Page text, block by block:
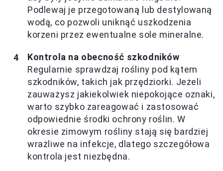
Podlewaj je przegotowaną lub destylowaną
wodą, co pozwoli uniknąć uszkodzenia
korzeni przez ewentualne sole mineralne.
Kontrola na obecność szkodników
Regularnie sprawdzaj rośliny pod kątem
szkodników, takich jak przędziorki. Jeżeli
zauważysz jakiekolwiek niepokojące oznaki,
warto szybko zareagować i zastosować
odpowiednie środki ochrony roślin. W
okresie zimowym rośliny stają się bardziej
wrażliwe na infekcje, dlatego szczegółowa
kontrola jest niezbędna.